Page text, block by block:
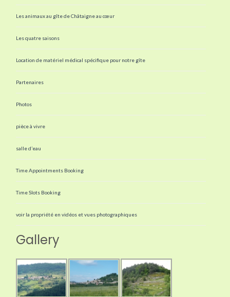
Les animaux au gîte de Châtaigne au cœur
Les quatre saisons
Location de matériel médical spécifique pour notre gîte
Partenaires
Photos
pièce à vivre
salle d’eau
Time Appointments Booking
Time Slots Booking
voir la propriété en vidéos et vues photographiques
Gallery